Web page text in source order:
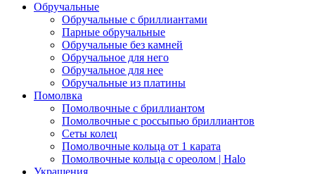
Обручальные
Обручальные с бриллиантами
Парные обручальные
Обручальные без камней
Обручальное для него
Обручальное для нее
Обручальные из платины
Помолвка
Помолвочные с бриллиантом
Помолвочные с россыпью бриллиантов
Сеты колец
Помолвочные кольца от 1 карата
Помолвочные кольца с ореолом | Halo
Украшения